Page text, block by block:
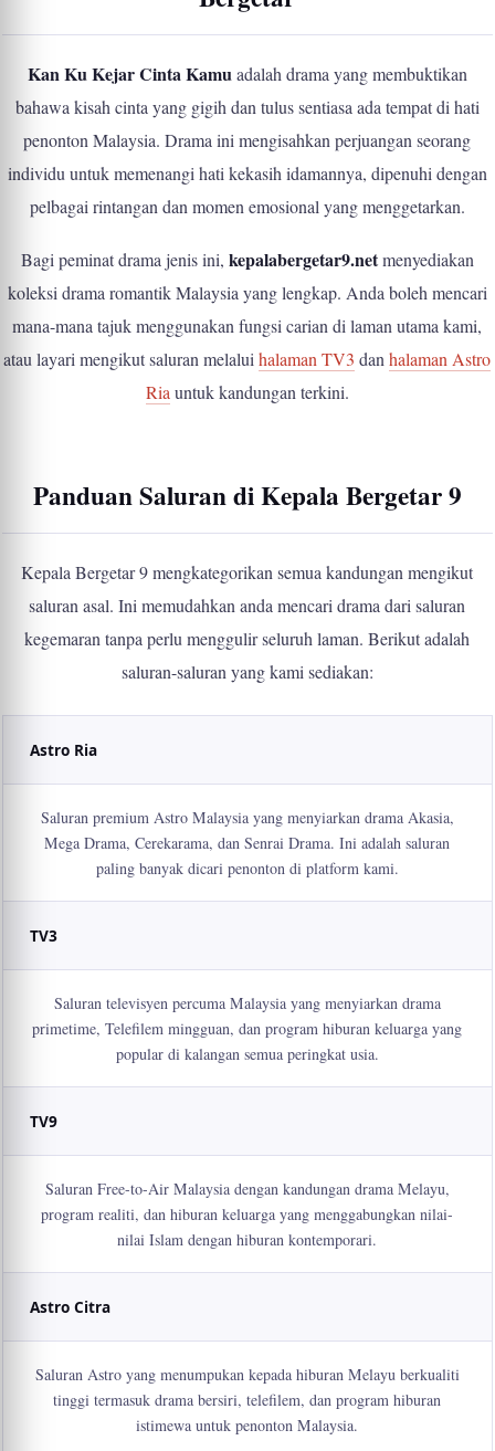
Kan Ku Kejar Cinta Kamuadalah drama yang membuktikan
bahawa kisah cinta yang gigih dan tulus sentiasa ada tempat di hati
penonton Malaysia. Drama ini mengisahkan perjuangan seorang
individu untuk memenangi hati kekasih idamannya, dipenuhi dengan
pelbagai rintangan dan momen emosional yang menggetarkan.
Bagi peminat drama jenis ini, kepalabergetar9.netmenyediakan
koleksi drama romantik Malaysia yang lengkap. Anda boleh mencari
mana-mana tajuk menggunakan fungsi carian di laman utama kami,
atau layari mengikut saluran melaluihalaman TV3 danhalaman Astro
Ria untuk kandungan terkini.
Panduan Saluran di Kepala Bergetar 9
Kepala Bergetar 9 mengkategorikan semua kandungan mengikut
saluran asal. Ini memudahkan anda mencari drama dari saluran
kegemaran tanpa perlu menggulir seluruh laman. Berikut adalah
saluran-saluran yang kami sediakan:
Astro Ria
Saluran premium Astro Malaysia yang menyiarkan drama Akasia,
Mega Drama, Cerekarama, dan Senrai Drama. Ini adalah saluran
paling banyak dicari penonton di platform kami.
TV3
Saluran televisyen percuma Malaysia yang menyiarkan drama
primetime, Telefilem mingguan, dan program hiburan keluarga yang
popular di kalangan semua peringkat usia.
TV9
Saluran Free-to-Air Malaysia dengan kandungan drama Melayu,
program realiti, dan hiburan keluarga yang menggabungkan nilai-
nilai Islam dengan hiburan kontemporari.
Astro Citra
Saluran Astro yang menumpukan kepada hiburan Melayu berkualiti
tinggi termasuk drama bersiri, telefilem, dan program hiburan
istimewa untuk penonton Malaysia.